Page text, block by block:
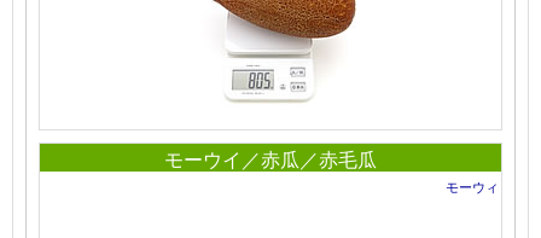
モーウイ／赤瓜／赤毛瓜
モーウィ